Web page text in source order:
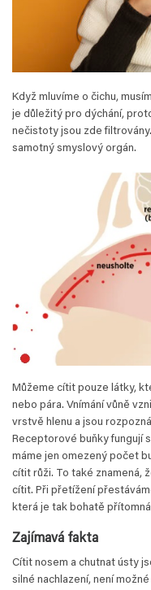
Když mluvíme o čichu,
je důležitý pro dýchání,
nečistoty jsou zde
samotný smyslový orgán.
Můžeme cítit pouze látky,
nebo pára. Vnímání vůně
vrstvě hlenu a jsou
Receptorové buňky fungují
máme jen omezený počet
cítit růži. To také znamená,
cítit. Při přetížení
která je tak bohatě
Zajímavá fakta
Cítit nosem a chutnat ústy
silné nachlazení, není